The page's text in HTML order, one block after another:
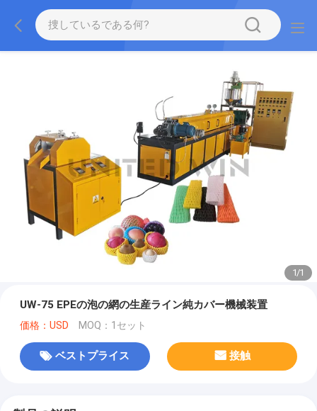
1/1
UW-75 EPEの泡の網の生産ライン純カバー機械装置
価格：USD MOQ：1セット
ベストプライス 接触